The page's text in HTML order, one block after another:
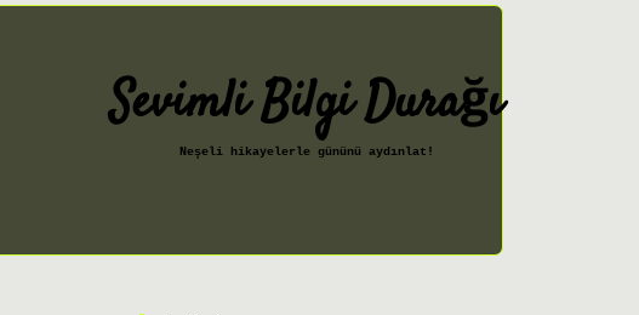
Sevimli Bilgi Durağı
Neşeli hikayelerle gününü aydınlat!